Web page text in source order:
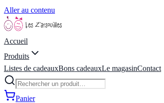
Aller au contenu
Accueil
Produits
Listes de cadeauxBons cadeauxLe magasinContact
Panier